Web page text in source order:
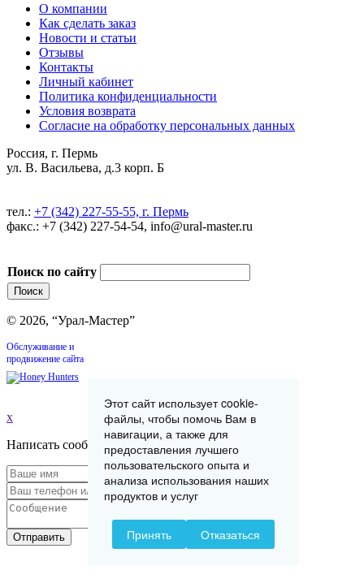
О компании
Как сделать заказ
Новости и статьи
Отзывы
Контакты
Личный кабинет
Политика конфиденциальности
Условия возврата
Согласие на обработку персональных данных
Россия, г. Пермь
ул. В. Васильева, д.3 корп. Б
тел.: +7 (342) 227-55-55, г. Пермь
факс.: +7 (342) 227-54-54, info@ural-master.ru
Поиск по сайту
© 2026, “Урал-Мастер”
Обслуживание и
продвижение сайта
x
Написать сообщение
Отправить
Этот сайт использует cookie-
файлы, чтобы помочь Вам в
навигации, а также для
предоставления лучшего
пользовательского опыта и
анализа использования наших
продуктов и услуг
Принять Отказаться